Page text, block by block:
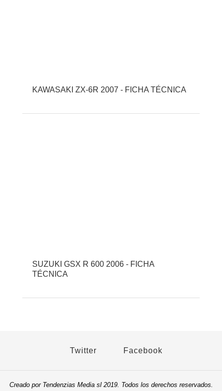
KAWASAKI ZX-6R 2007 - FICHA TÉCNICA
SUZUKI GSX R 600 2006 - FICHA
TÉCNICA
Twitter Facebook
Creado por Tendenzias Media sl 2019. Todos los derechos reservados.